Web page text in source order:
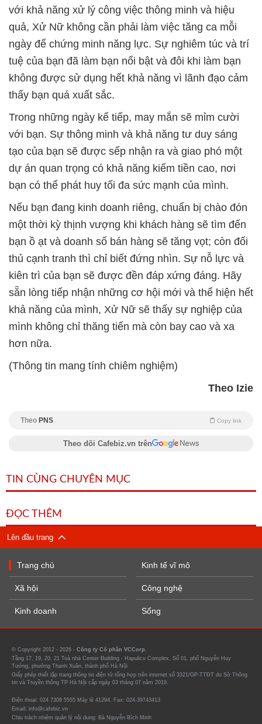
với khả năng xử lý công việc thông minh và hiệu
quả, Xử Nữ không cần phải làm việc tăng ca mỗi
ngày để chứng minh năng lực. Sự nghiêm túc và trí
tuệ của bạn đã làm bạn nổi bật và đôi khi làm bạn
không được sử dụng hết khả năng vì lãnh đạo cảm
thấy bạn quá xuất sắc.
Trong những ngày kế tiếp, may mắn sẽ mỉm cười
với bạn. Sự thông minh và khả năng tư duy sáng
tạo của bạn sẽ được sếp nhận ra và giao phó một
dự án quan trọng có khả năng kiếm tiền cao, nơi
bạn có thể phát huy tối đa sức mạnh của mình.
Nếu bạn đang kinh doanh riêng, chuẩn bị chào đón
một thời kỳ thịnh vượng khi khách hàng sẽ tìm đến
bạn ồ ạt và doanh số bán hàng sẽ tăng vọt; còn đối
thủ cạnh tranh thì chỉ biết đứng nhìn. Sự nỗ lực và
kiên trì của bạn sẽ được đền đáp xứng đáng. Hãy
sẵn lòng tiếp nhận những cơ hội mới và thể hiện hết
khả năng của mình, Xử Nữ sẽ thấy sự nghiệp của
mình không chỉ thăng tiến mà còn bay cao và xa
hơn nữa.
(Thông tin mang tính chiêm nghiệm)
Theo Izie
Theo PNS Copy link
Theo dõi Cafebiz.vn trên
TIN CÙNG CHUYÊN MỤC
ĐỌC THÊM
Lên đầu trang
Trang chủ
Xã hội
Kinh doanh
Kinh tế vĩ mô
Công nghệ
Sống
© Copyright 2012 - 2026 - Công ty Cổ phần VCCorp.
Tầng 17, 19, 20, 21 Toà nhà Center Building - Hapulico Complex, Số 01, phố Nguyễn Huy
Tưởng, phường Thanh Xuân, thành phố Hà Nội
Giấy phép thiết lập trang thông tin điện tử tổng hợp trên internet số 3321/GP-TTĐT do Sở Thông
tin và Truyền thông TP Hà Nội cấp ngày 03 tháng 07 năm 2019.
Điện thoại: 024 7309 5555 Máy lẻ 41294. Fax: 024-39743413
Email: info@cafebiz.vn
Chịu trách nhiệm quản lý nội dung: Bà Nguyễn Bích Minh